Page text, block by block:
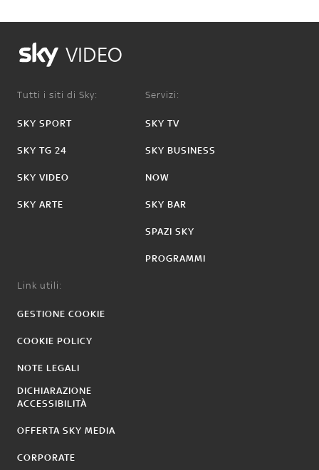
VIDEO
Tutti i siti di Sky:
SKY SPORT
SKY TG 24
SKY VIDEO
SKY ARTE
Servizi:
SKY TV
SKY BUSINESS
NOW
SKY BAR
SPAZI SKY
PROGRAMMI
Link utili:
GESTIONE COOKIE
COOKIE POLICY
NOTE LEGALI
DICHIARAZIONE
ACCESSIBILITÀ
OFFERTA SKY MEDIA
CORPORATE